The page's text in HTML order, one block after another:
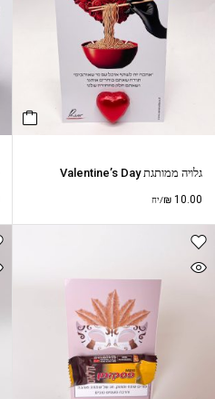
גלויה ממותגת Valentine’s Day
₪ 10.00 /יח